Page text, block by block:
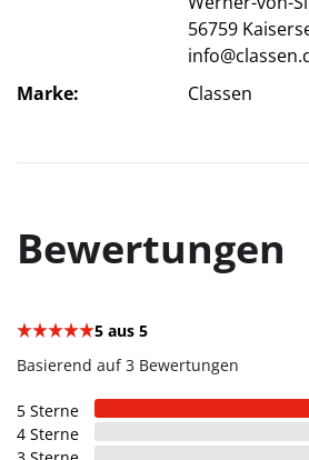
56759
Marke
Classen
Bewertungen
5 aus 5
Basierend auf 3 Bewertungen
4 Sterne
5 Sterne